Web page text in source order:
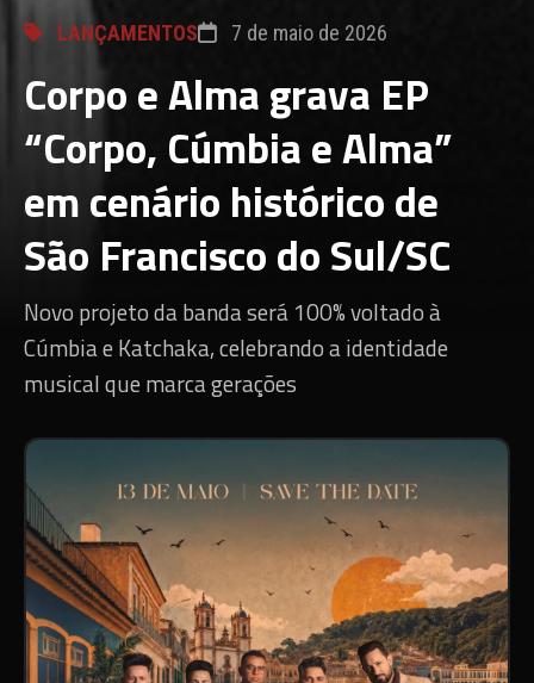
LANÇAMENTOS 7 de maio de 2026
Corpo e Alma grava EP
“Corpo, Cúmbia e Alma”
em cenário histórico de
São Francisco do Sul/SC
Novo projeto da banda será 100% voltado à
Cúmbia e Katchaka, celebrando a identidade
musical que marca gerações